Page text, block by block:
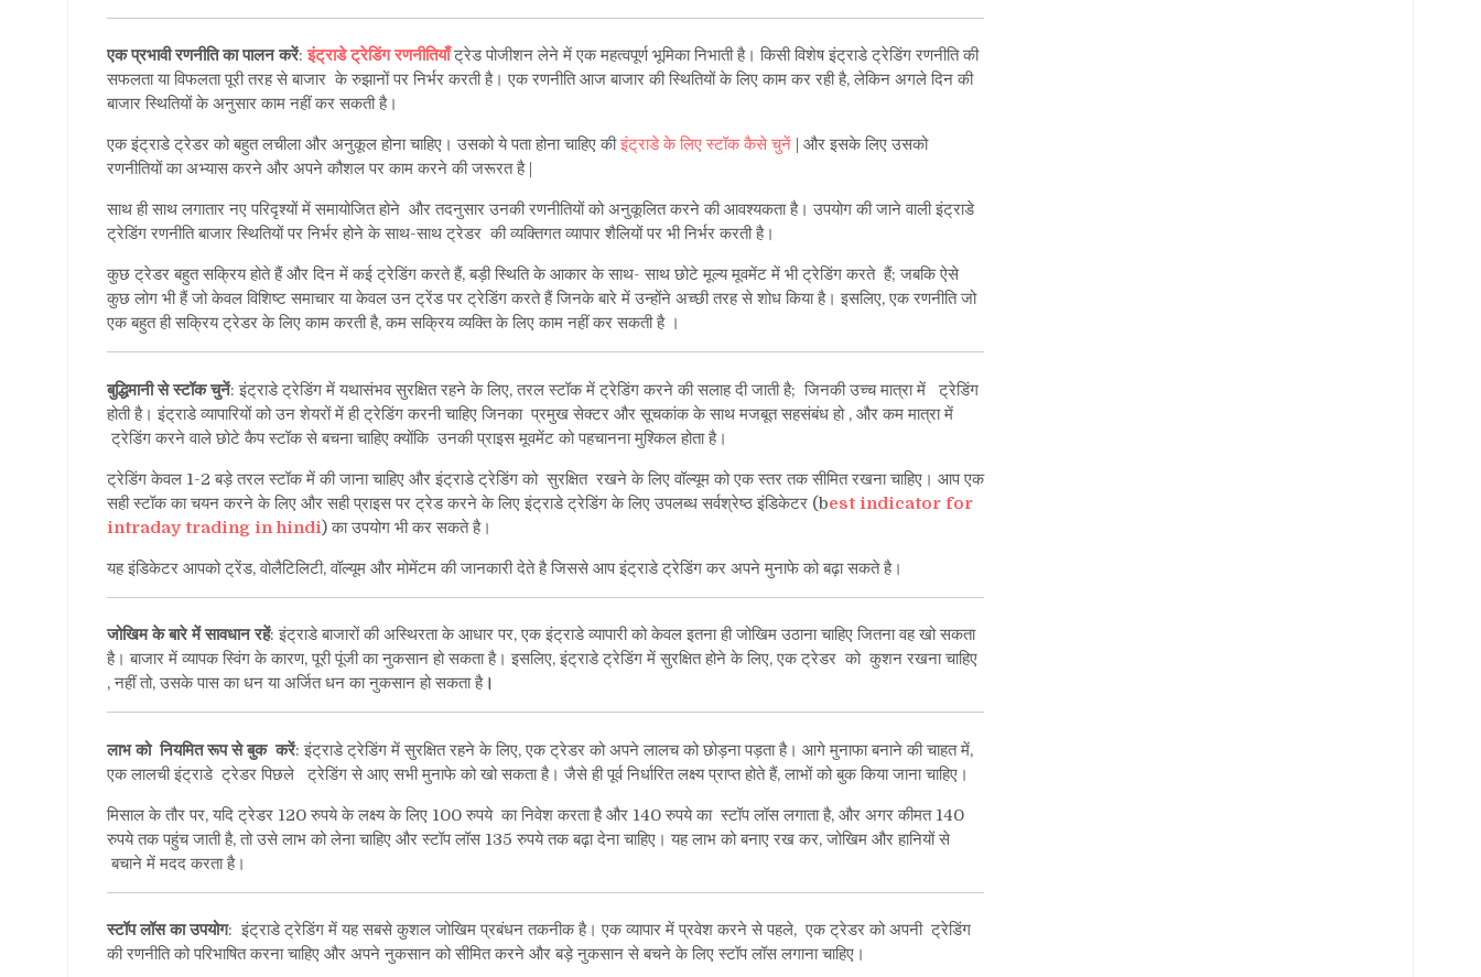
एक प्रभावी रणनीति का पालन करें: इंट्राडे ट्रेडिंग रणनीतियाँट्रेड पोजीशन लेने में एक महत्वपूर्ण भूमिका निभाती है। किसी विशेष इंट्राडे ट्रेडिंग रणनीति की
सफलता या विफलता पूरी तरह से बाजार के रुझानों पर निर्भर करती है। एक रणनीति आज बाजार की स्थितियों के लिए काम कर रही है, लेकिन अगले दिन की
बाजार स्थितियों के अनुसार काम नहीं कर सकती है।
एक इंट्राडे ट्रेडर को बहुत लचीला और अनुकूल होना चाहिए। उसको ये पता होना चाहिए कीइंट्राडे के लिए स्टॉक कैसे चुनें | और इसके लिए उसको
रणनीतियों का अभ्यास करने और अपने कौशल पर काम करने की जरूरत है |
साथ ही साथ लगातार नए परिदृश्यों में समायोजित होने और तदनुसार उनकी रणनीतियों को अनुकूलित करने की आवश्यकता है। उपयोग की जाने वाली इंट्राडे
ट्रेडिंग रणनीति बाजार स्थितियों पर निर्भर होने के साथ-साथ ट्रेडर की व्यक्तिगत व्यापार शैलियों पर भी निर्भर करती है।
कुछ ट्रेडर बहुत सक्रिय होते हैं और दिन में कई ट्रेडिंग करते हैं, बड़ी स्थिति के आकार के साथ- साथ छोटे मूल्य मूवमेंट में भी ट्रेडिंग करते हैं; जबकि ऐसे
कुछ लोग भी हैं जो केवल विशिष्ट समाचार या केवल उन ट्रेंड पर ट्रेडिंग करते हैं जिनके बारे में उन्होंने अच्छी तरह से शोध किया है। इसलिए, एक रणनीति जो
एक बहुत ही सक्रिय ट्रेडर के लिए काम करती है, कम सक्रिय व्यक्ति के लिए काम नहीं कर सकती है ।
बुद्धिमानी से स्टॉक चुनें: इंट्राडे ट्रेडिंग में यथासंभव सुरक्षित रहने के लिए, तरल स्टॉक में ट्रेडिंग करने की सलाह दी जाती है; जिनकी उच्च मात्रा में ट्रेडिंग
होती है। इंट्राडे व्यापारियों को उन शेयरों में ही ट्रेडिंग करनी चाहिए जिनका प्रमुख सेक्टर और सूचकांक के साथ मजबूत सहसंबंध हो , और कम मात्रा में
ट्रेडिंग करने वाले छोटे कैप स्टॉक से बचना चाहिए क्योंकि उनकी प्राइस मूवमेंट को पहचानना मुश्किल होता है।
ट्रेडिंग केवल 1-2 बड़े तरल स्टॉक में की जाना चाहिए और इंट्राडे ट्रेडिंग को सुरक्षित रखने के लिए वॉल्यूम को एक स्तर तक सीमित रखना चाहिए। आप एक
सही स्टॉक का चयन करने के लिए और सही प्राइस पर ट्रेड करने के लिए इंट्राडे ट्रेडिंग के लिए उपलब्ध सर्वश्रेष्ठ इंडिकेटर (best indicator for
intraday trading in hindi) का उपयोग भी कर सकते है।
यह इंडिकेटर आपको ट्रेंड, वोलैटिलिटी, वॉल्यूम और मोमेंटम की जानकारी देते है जिससे आप इंट्राडे ट्रेडिंग कर अपने मुनाफे को बढ़ा सकते है।
जोखिम के बारे में सावधान रहें: इंट्राडे बाजारों की अस्थिरता के आधार पर, एक इंट्राडे व्यापारी को केवल इतना ही जोखिम उठाना चाहिए जितना वह खो सकता
है। बाजार में व्यापक स्विंग के कारण, पूरी पूंजी का नुकसान हो सकता है। इसलिए, इंट्राडे ट्रेडिंग में सुरक्षित होने के लिए, एक ट्रेडर को कुशन रखना चाहिए
, नहीं तो, उसके पास का धन या अर्जित धन का नुकसान हो सकता है।
लाभ को नियमित रूप से बुक करें: इंट्राडे ट्रेडिंग में सुरक्षित रहने के लिए, एक ट्रेडर को अपने लालच को छोड़ना पड़ता है। आगे मुनाफा बनाने की चाहत में,
एक लालची इंट्राडे ट्रेडर पिछले ट्रेडिंग से आए सभी मुनाफे को खो सकता है। जैसे ही पूर्व निर्धारित लक्ष्य प्राप्त होते हैं, लाभों को बुक किया जाना चाहिए।
मिसाल के तौर पर, यदि ट्रेडर 120 रुपये के लक्ष्य के लिए 100 रुपये का निवेश करता है और 140 रुपये का स्टॉप लॉस लगाता है, और अगर कीमत 140
रुपये तक पहुंच जाती है, तो उसे लाभ को लेना चाहिए और स्टॉप लॉस 135 रुपये तक बढ़ा देना चाहिए। यह लाभ को बनाए रख कर, जोखिम और हानियों से
बचाने में मदद करता है।
स्टॉप लॉस का उपयोग: इंट्राडे ट्रेडिंग में यह सबसे कुशल जोखिम प्रबंधन तकनीक है। एक व्यापार में प्रवेश करने से पहले, एक ट्रेडर को अपनी ट्रेडिंग
की रणनीति को परिभाषित करना चाहिए और अपने नुकसान को सीमित करने और बड़े नुकसान से बचने के लिए स्टॉप लॉस लगाना चाहिए।